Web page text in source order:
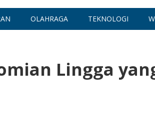
OLAHRAGA TEKNOLOGI
Lingga